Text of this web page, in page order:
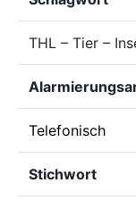
THL – Tier –
Telefonisch
Stichwort